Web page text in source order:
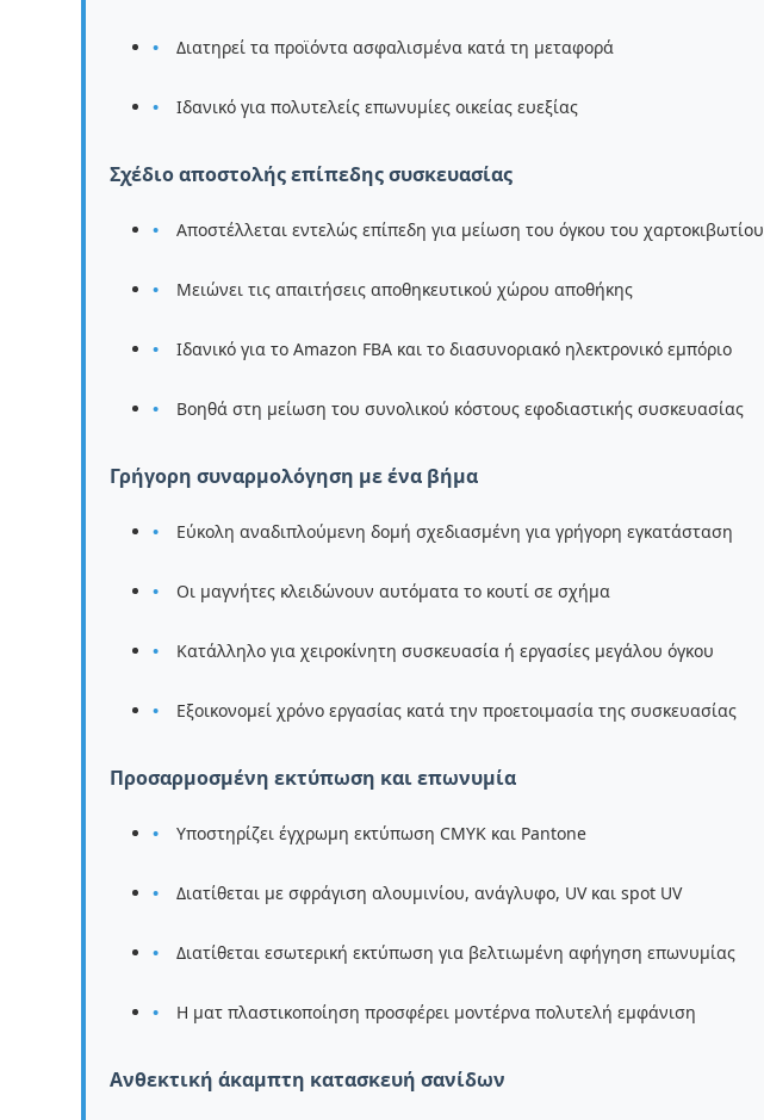
Διατηρεί τα προϊόντα ασφαλισμένα κατά τη μεταφορά
Ιδανικό για πολυτελείς επωνυμίες οικείας ευεξίας
Σχέδιο αποστολής επίπεδης συσκευασίας
Αποστέλλεται εντελώς επίπεδη για μείωση του όγκου του χαρτοκιβωτίου
Μειώνει τις απαιτήσεις αποθηκευτικού χώρου αποθήκης
Ιδανικό για το Amazon FBA και το διασυνοριακό ηλεκτρονικό εμπόριο
Βοηθά στη μείωση του συνολικού κόστους εφοδιαστικής συσκευασίας
Γρήγορη συναρμολόγηση με ένα βήμα
Εύκολη αναδιπλούμενη δομή σχεδιασμένη για γρήγορη εγκατάσταση
Οι μαγνήτες κλειδώνουν αυτόματα το κουτί σε σχήμα
Κατάλληλο για χειροκίνητη συσκευασία ή εργασίες μεγάλου όγκου
Εξοικονομεί χρόνο εργασίας κατά την προετοιμασία της συσκευασίας
Προσαρμοσμένη εκτύπωση και επωνυμία
Υποστηρίζει έγχρωμη εκτύπωση CMYK και Pantone
Διατίθεται με σφράγιση αλουμινίου, ανάγλυφο, UV και spot UV
Διατίθεται εσωτερική εκτύπωση για βελτιωμένη αφήγηση επωνυμίας
Η ματ πλαστικοποίηση προσφέρει μοντέρνα πολυτελή εμφάνιση
Ανθεκτική άκαμπτη κατασκευή σανίδων